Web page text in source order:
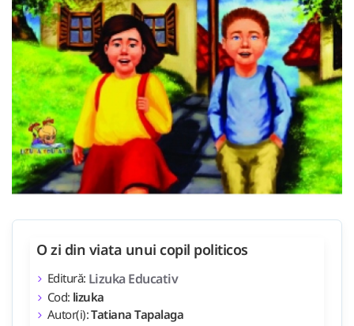
O zi din viata unui copil politicos
Editură: Lizuka Educativ
Cod: lizuka
Autor(i):Tatiana Tapalaga